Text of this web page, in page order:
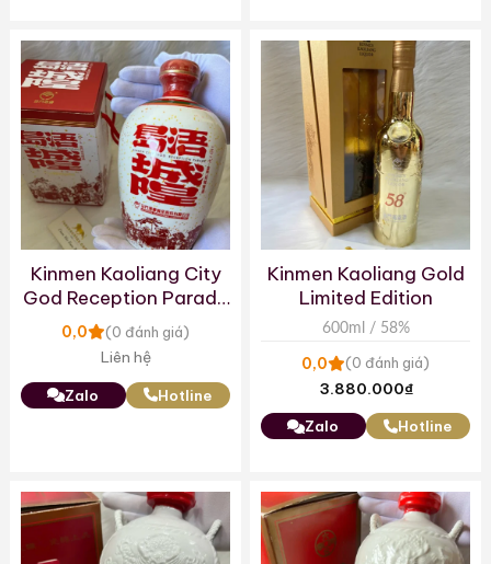
Kinmen Kaoliang City
God Reception Parade
2017
0,0 (0 đánh giá)
Liên hệ
Zalo Hotline
Kinmen Kaoliang Gold
Limited Edition
600ml / 58%
0,0 (0 đánh giá)
3.880.000₫
Zalo Hotline